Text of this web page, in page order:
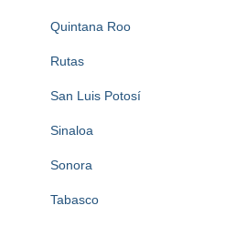
Quintana Roo
Rutas
San Luis Potosí
Sinaloa
Sonora
Tabasco